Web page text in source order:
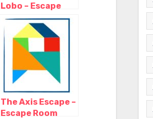
Lobo – Escape
Room Murcia,
Murcia – Murcia
The Axis Escape –
Escape Room